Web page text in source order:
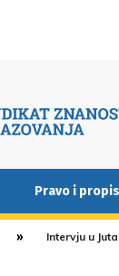
Pravo i
Intervju u